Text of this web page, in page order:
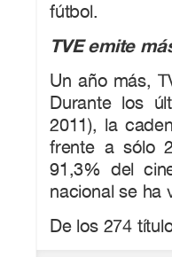
fútbol.
TVE emite
Un año más,
Durante los
2011), la
frente a sólo
91,3% del
nacional se ha
De los 274